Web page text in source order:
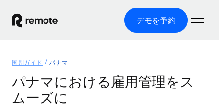
デモを予約
グローバル雇用
ソリューション
国別ガイド パナマ
パナマにおける雇用管理をス
ムーズに